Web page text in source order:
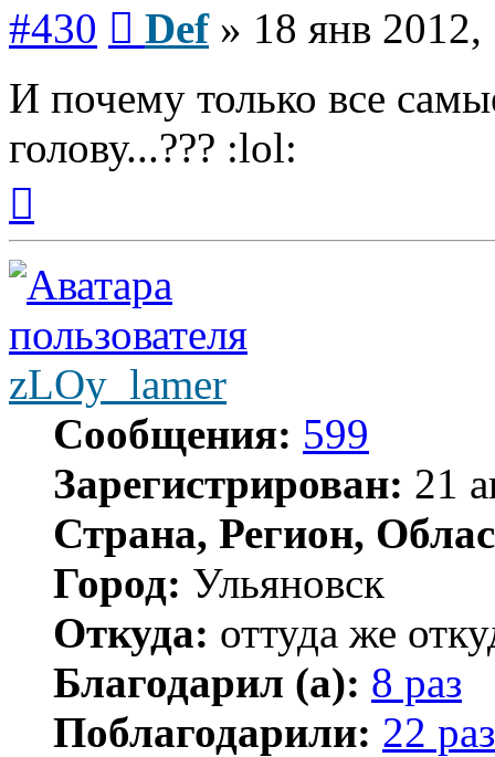
#430 Def» 18 янв
И почему только все
голову...??? :lol:
началу
zLOy_lamer
Сообщения: 599
Зарегистрирован: 21
Страна, Регион,
Город: Ульяновск
Откуда: оттуда же
Благодарил (а): 8 раз
Поблагодарили: 22